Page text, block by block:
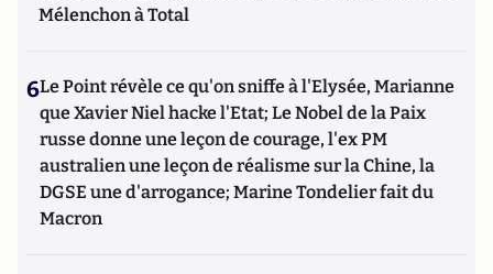
Mélenchon à Total
6Le Point révèle ce qu'on sniffe à l'Elysée, Marianne
que Xavier Niel hacke l'Etat; Le Nobel de la Paix
russe donne une leçon de courage, l'ex PM
australien une leçon de réalisme sur la Chine, la
DGSE une d'arrogance; Marine Tondelier fait du
Macron